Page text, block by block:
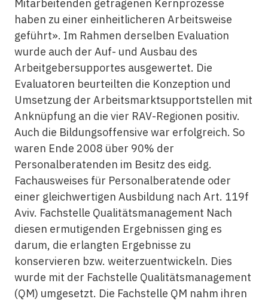
Mitarbeitenden getragenen Kernprozesse
haben zu einer einheitlicheren Arbeitsweise
geführt». Im Rahmen derselben Evaluation
wurde auch der Auf- und Ausbau des
Arbeitgebersupportes ausgewertet. Die
Evaluatoren beurteilten die Konzeption und
Umsetzung der Arbeitsmarktsupportstellen mit
Anknüpfung an die vier RAV-Regionen positiv.
Auch die Bildungsoffensive war erfolgreich. So
waren Ende 2008 über 90% der
Personalberatenden im Besitz des eidg.
Fachausweises für Personalberatende oder
einer gleichwertigen Ausbildung nach Art. 119f
Aviv. Fachstelle Qualitätsmanagement Nach
diesen ermutigenden Ergebnissen ging es
darum, die erlangten Ergebnisse zu
konservieren bzw. weiterzuentwickeln. Dies
wurde mit der Fachstelle Qualitätsmanagement
(QM) umgesetzt. Die Fachstelle QM nahm ihren